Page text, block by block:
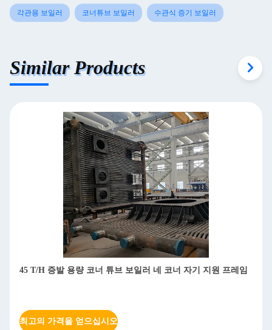
각관용 보일러 코너튜브 보일러 수관식 증기 보일러
Similar Products
유연한 연료 코너 튜브 보일러 에너지 효율 최적화 환경 호환
최고의 가격을 얻으십시오